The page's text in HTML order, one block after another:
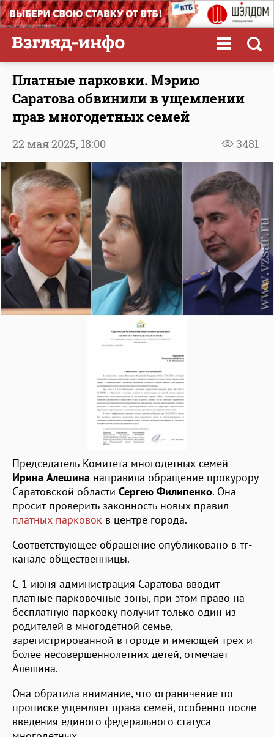
Платные парковки. Мэрию
Саратова обвинили в ущемлении
прав многодетных семей
3481
22 мая 2025, 18:00
Председатель Комитета многодетных семей
Ирина Алешина направила обращение прокурору
Саратовской области Сергею Филипенко. Она
просит проверить законность новых правил
платных парковок в центре города.
Соответствующее обращение опубликовано в тг-
канале общественницы.
С 1 июня администрация Саратова вводит
платные парковочные зоны, при этом право на
бесплатную парковку получит только один из
родителей в многодетной семье,
зарегистрированной в городе и имеющей трех и
более несовершеннолетних детей, отмечает
Алешина.
Она обратила внимание, что ограничение по
прописке ущемляет права семей, особенно после
введения единого федерального статуса